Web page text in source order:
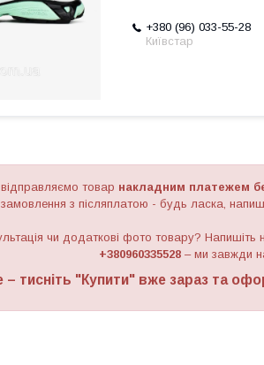
+380 (96) 033-55-28
Київстар
товар накладним платежем
з післяплатою - будь ласка,
чи додаткові фото товару? Напишіть
+380960335528 – ми завжди
– тисніть "Купити" вже зараз та